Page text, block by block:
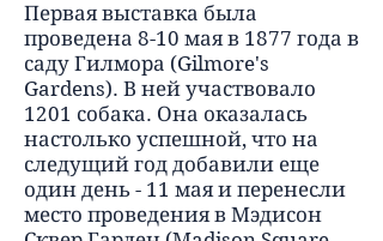
Первая выставка была
проведена 8-10 мая в 1877 года в
саду Гилмора (Gilmore's
Gardens). В ней участвовало
1201 собака. Она оказалась
настолько успешной, что на
следущий год добавили еще
один день - 11 мая и перенесли
место проведения в Мэдисон